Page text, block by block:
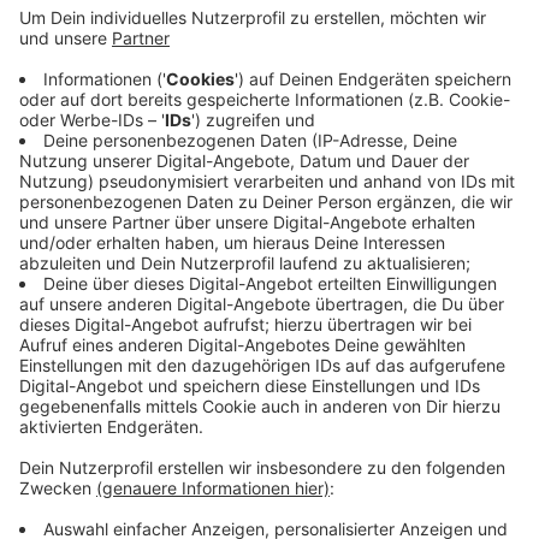
Rund sieben Minuten lang geht der Flug über
Rurberg, den Rursee und Obersee sowie den
Nationalpark Eifel.
"Rursee in Flammen" startet am Donnerstag, 21.
Juli. Die Helikopter-Rundflüge gibt es am Samstag.
Antenne AC ist wieder Medienpartner des
Sommerfests "Rursee in Flammen".
Veröffentlicht:Donnerstag, 09.06.2022 11:19
Anzeige
Anzeige